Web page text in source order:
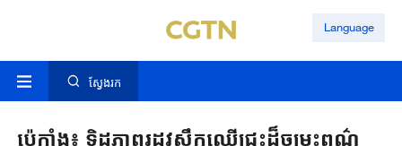
Language
ស្វែងរក
ប៉េកាំង៖ ទិដ្ឋភាពរដូវស្លឹកឈើជ្រុះដ៏ចម្រុះពណ៌